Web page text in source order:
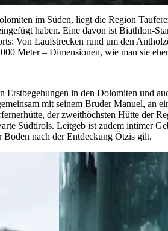
im Süden, liegt die Region
haben. Eine davon ist Biathlon-
Von Laufstrecken rund um den
Meter – Dimensionen, wie man sie
in den Dolomiten und
mit seinem Bruder Manuel, an
der zweithöchsten Hütte der
Südtirols. Leitgeb ist zudem intimer
Boden nach der Entdeckung Ötzis gilt.